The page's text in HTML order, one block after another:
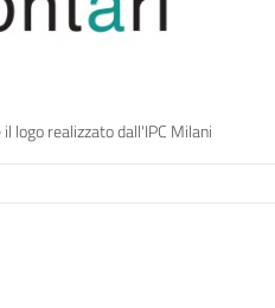
logo realizzato dall'IPC Milani